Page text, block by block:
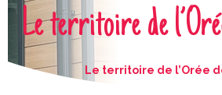
Le territoire de
Le territoire de l’Orée